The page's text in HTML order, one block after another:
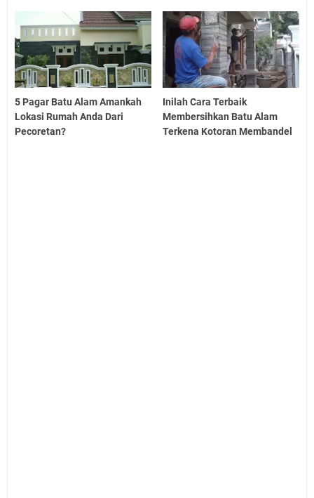
5 Pagar Batu Alam Amankah
Lokasi Rumah Anda Dari
Pecoretan?
Inilah Cara Terbaik
Membersihkan Batu Alam
Terkena Kotoran Membandel